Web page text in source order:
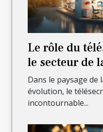
Le rôle du
le secteur de
Dans le paysage de
évolution, le
incontournable...